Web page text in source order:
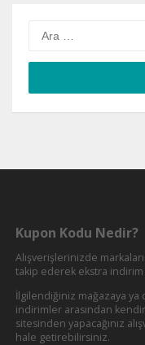
Kupon Kodu Nedir?
Alışverişlerinizde
takip ederek ekstra indirim
İlgilendiğiniz mağazaya ya
indirimler arasından
sitesinden yapacağınız
hale getirebilirsiniz.